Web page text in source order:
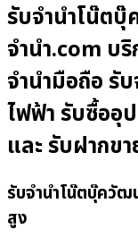
รับจำนำโน๊ตบุ๊
จํานํา.com บ
จำนำมือถือ รั
ไฟฟ้า รับซื้ออุ
และ รับฝากข
รับจำนำโน๊ตบุ๊ควัฒ
สูง